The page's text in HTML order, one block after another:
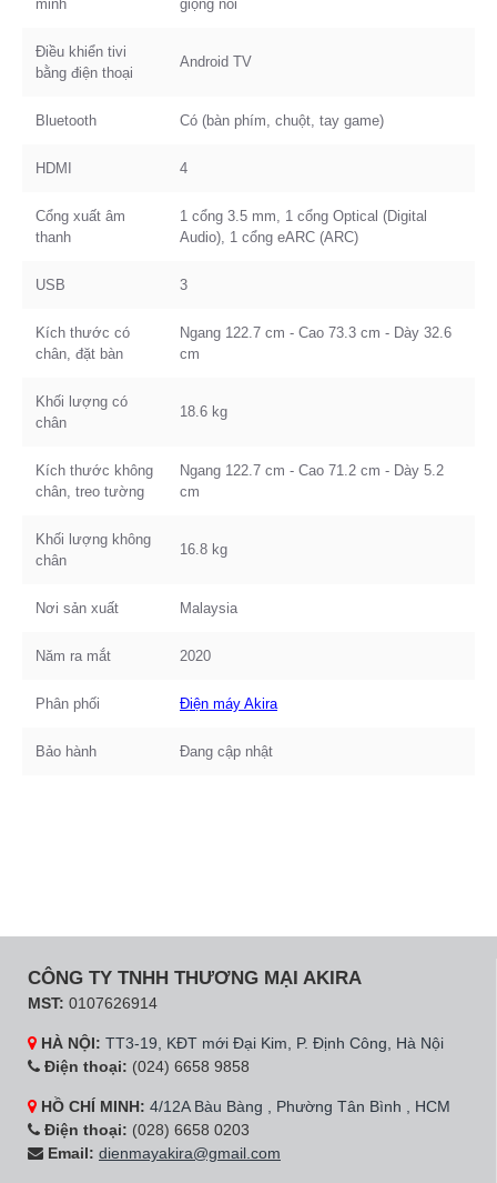
minh
giọng nói
Điều khiển tivi
bằng điện thoại
Android TV
Bluetooth Có (bàn phím, chuột, tay game)
HDMI 4
Cổng xuất âm
thanh
1 cổng 3.5 mm, 1 cổng Optical (Digital
Audio), 1 cổng eARC (ARC)
USB 3
Kích thước có
chân, đặt bàn
Ngang 122.7 cm - Cao 73.3 cm - Dày 32.6
cm
Khối lượng có
chân
18.6 kg
Kích thước không
chân, treo tường
Ngang 122.7 cm - Cao 71.2 cm - Dày 5.2
cm
Khối lượng không
chân
16.8 kg
Nơi sản xuất Malaysia
Năm ra mắt 2020
Phân phối Điện máy Akira
Bảo hành Đang cập nhật
CÔNG TY TNHH THƯƠNG MẠI AKIRA
MST: 0107626914
HÀ NỘI: TT3-19, KĐT mới Đại Kim, P. Định Công, Hà Nội
Điện thoại: (024) 6658 9858
HỒ CHÍ MINH: 4/12A Bàu Bàng , Phường Tân Bình , HCM
Điện thoại: (028) 6658 0203
Email: dienmayakira@gmail.com